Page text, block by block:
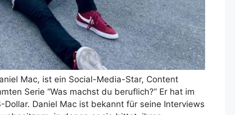
Mac, ist ein Social-Media-Star, Content
Serie “Was machst du beruflich?” Er hat im
Daniel Mac ist bekannt für seine Interviews